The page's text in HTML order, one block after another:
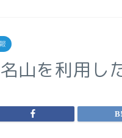
山を利用し